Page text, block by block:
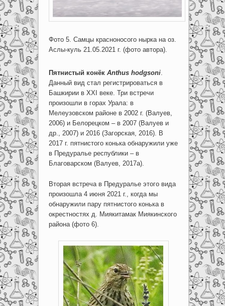
Фото 5. Самцы красноносого нырка на оз.
Аслы-куль 21.05.2021 г. (фото автора).
Пятнистый конёк Anthus hodgsoni.
Данный вид стал регистрироваться в
Башкирии в XXI веке. Три встречи
произошли в горах Урала: в
Мелеузовском районе в 2002 г. (Валуев,
2006) и Белорецком – в 2007 (Валуев и
др., 2007) и 2016 (Загорская, 2016). В
2017 г. пятнистого конька обнаружили уже
в Предуралье республики – в
Благоварском (Валуев, 2017а).
Вторая встреча в Предуралье этого вида
произошла 4 июня 2021 г., когда мы
обнаружили пару пятнистого конька в
окрестностях д. Миякитамак Миякинского
района (фото 6).